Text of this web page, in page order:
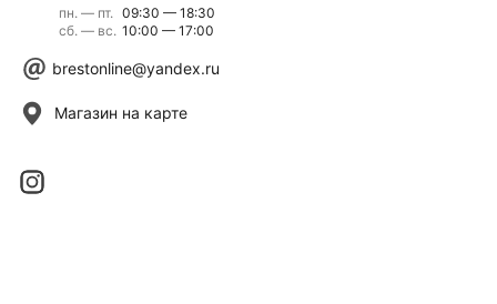
пн. — пт.
сб. — вс.
09:30 — 18:30
10:00 — 17:00
brestonline@yandex.ru
Магазин на карте